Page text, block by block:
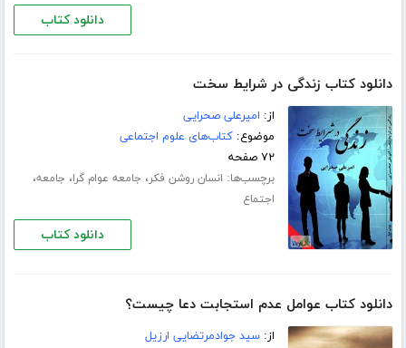
دانلود کتاب
دانلود کتاب زندگی در شرایط سخت
از: امیرعلی صحرایی
موضوع:کتاب‌های علوم اجتماعی
۷۲ صفحه
برچسب‌ها: انسان روشن فکر، جامعه عوام گرا، جامعه،
اجتماع
دانلود کتاب
دانلود کتاب عوامل عدم استجابت دعا چیست؟
از:سید جوادمرتضایی ارزیل